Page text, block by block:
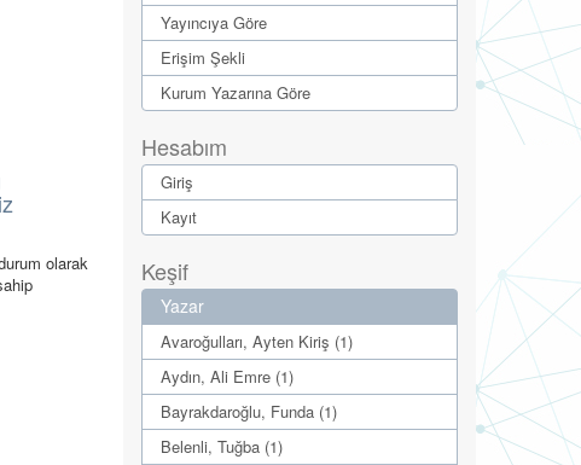
olarak
Yayıncıya Göre
Erişim Şekli
Kurum Yazarına Göre
Hesabım
Giriş
Kayıt
Keşif
Yazar
Avaroğulları, Ayten Kiriş (1)
Aydın, Ali Emre (1)
Bayrakdaroğlu, Funda (1)
Belenli, Tuğba (1)